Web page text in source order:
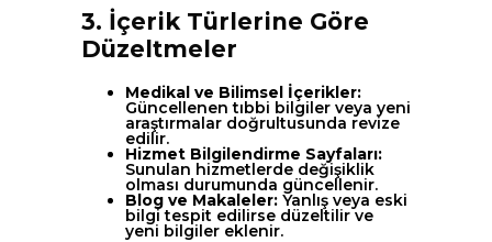
3. İçerik Türlerine Göre
Düzeltmeler
Medikal ve Bilimsel İçerikler:
Güncellenen tıbbi bilgiler veya yeni
araştırmalar doğrultusunda revize
edilir.
Hizmet Bilgilendirme Sayfaları:
Sunulan hizmetlerde değişiklik
olması durumunda güncellenir.
Blog ve Makaleler: Yanlış veya eski
bilgi tespit edilirse düzeltilir ve
yeni bilgiler eklenir.